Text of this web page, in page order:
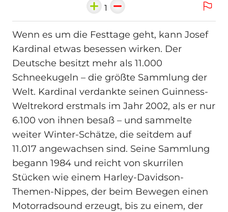
1
Wenn es um die Festtage geht, kann Josef
Kardinal etwas besessen wirken. Der
Deutsche besitzt mehr als 11.000
Schneekugeln – die größte Sammlung der
Welt. Kardinal verdankte seinen Guinness-
Weltrekord erstmals im Jahr 2002, als er nur
6.100 von ihnen besaß – und sammelte
weiter Winter-Schätze, die seitdem auf
11.017 angewachsen sind. Seine Sammlung
begann 1984 und reicht von skurrilen
Stücken wie einem Harley-Davidson-
Themen-Nippes, der beim Bewegen einen
Motorradsound erzeugt, bis zu einem, der